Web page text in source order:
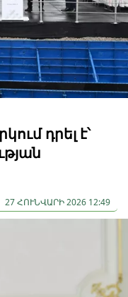
դրել է՝
27 ՀՈՒՆՎԱՐԻ 2026 12:49